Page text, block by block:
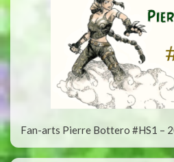
Fan-arts Pierre Bottero #HS1 –